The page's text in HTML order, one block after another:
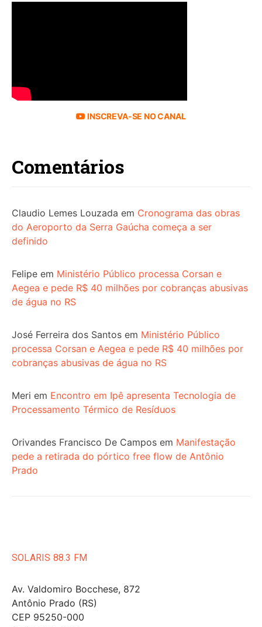
INSCREVA-SE NO CANAL
Comentários
Claudio Lemes Louzada em Cronograma das obras
do Aeroporto da Serra Gaúcha começa a ser
definido
Felipe em Ministério Público processa Corsan e
Aegea e pede R$ 40 milhões por cobranças abusivas
de água no RS
José Ferreira dos Santos em Ministério Público
processa Corsan e Aegea e pede R$ 40 milhões por
cobranças abusivas de água no RS
Meri em Encontro em Ipê apresenta Tecnologia de
Processamento Térmico de Resíduos
Orivandes Francisco De Campos em Manifestação
pede a retirada do pórtico free flow de Antônio
Prado
SOLARIS 88.3 FM
Av. Valdomiro Bocchese, 872
Antônio Prado (RS)
CEP 95250-000